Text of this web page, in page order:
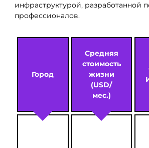
инфраструктурой, разработанной
профессионалов.
Город
Средняя
стоимость
жизни
(USD/
мес.)